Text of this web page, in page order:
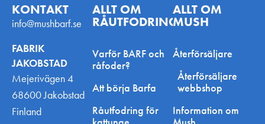
KONTAKT
info@mushbarf.se
FABRIK
JAKOBSTAD
Mejerivägen 4
68600 Jakobstad
Finland
ALLT OM
RÅUTFODRING
Varför BARF och
råfoder?
Att börja Barfa
Råutfodring för
ALLT OM
MUSH
Återförsäljare
Återförsäljare
webbshop
Information om